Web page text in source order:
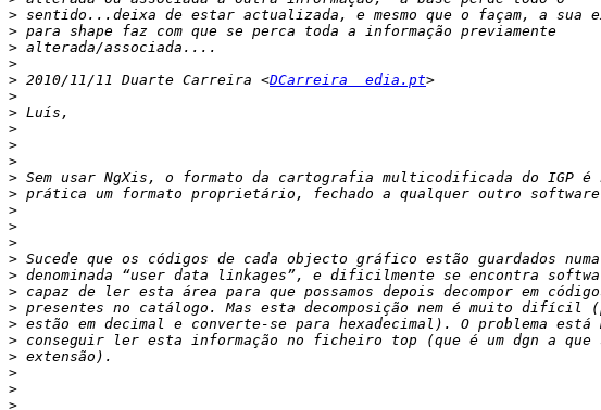
>
>
>
>
> 2010/11/11 Duarte Carreira <DCarreira  edia.pt
>
>
>
>
>
>
>
>
>
>
>
>
>
>
>
>
>
>
>
>